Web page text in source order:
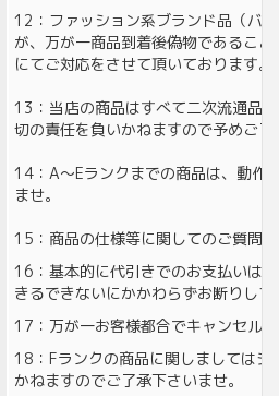
12：ファッション系ブランド品（バ
が、万が一商品到着後偽物であるこ
にてご対応をさせて頂いております。
13：当店の商品はすべて二次流通品
切の責任を負いかねますので予めご了
14：A〜Eランクまでの商品は、動作
ませ。
15：商品の仕様等に関してのご質問
16：基本的に代引きでのお支払いは
きるできないにかかわらずお断りし
17：万が一お客様都合でキャンセル
18：Fランクの商品に関しましては
かねますのでご了承下さいませ。